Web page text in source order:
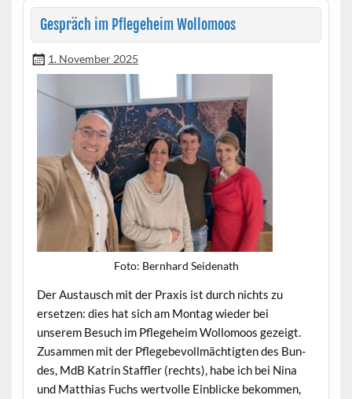
Gespräch im Pflegeheim Wollomoos
1. November 2025
Foto: Bern­hard Seidenath
Der Aus­tausch mit der Prax­is ist durch nichts zu
erset­zen: dies hat sich am Mon­tag wieder bei
unserem Besuch im Pflege­heim Wol­lo­moos gezeigt.
Zusam­men mit der Pflege­bevollmächtigten des Bun­
des, MdB Katrin Staffler (rechts), habe ich bei Nina
und Matthias Fuchs wertvolle Ein­blicke bekom­men,